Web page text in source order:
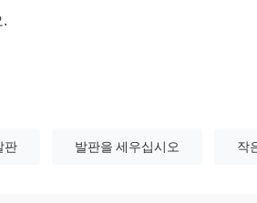
.
판 발판을 세우십시오 작